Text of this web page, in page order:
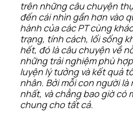
trên những câu chuyện
đến cái nhìn gần hơn vào
hành của các PT cùng
trạng, tính cách, lối sống
hết, đó là câu chuyện về
những trải nghiệm phù
luyện lý tưởng và kết quả
nhân. Bởi mỗi con người
nhất, và chẳng bao giờ có
chung cho tất cả.